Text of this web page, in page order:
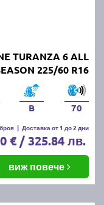
TURANZA 6 ALL
225/60 R16
B 70
| Доставка от 1 до 2 дни
€ / 325.84 лв.
виж повече